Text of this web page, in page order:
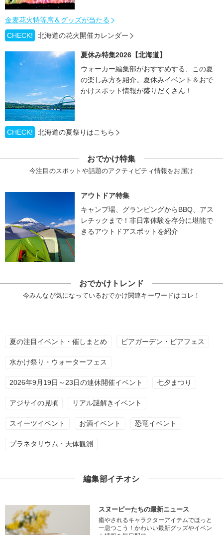
金麦花火特等席＆グッズが当たる
CHECK!
北海道の花火開催カレンダー
夏休み特集2026【北海道】
ウォーカー編集部がおすすめする、この夏
の楽しみ方を紹介。夏休みイベント＆おで
かけスポット情報が盛りだくさん！
CHECK! 北海道の夏祭りはこちら
おでかけ特集
今注目のスポットや話題のアクティビティ情報をお届け
アウトドア特集
キャンプ場、グランピングからBBQ、アス
レチックまで！非日常体験を存分に堪能で
きるアウトドアスポットを紹介
おでかけトレンド
今みんなが気になっているおでかけ関連キーワードはコレ！
夏の注目イベント・催しまとめ ビアガーデン・ビアフェス
水かけ祭り・ウォーターフェス
2026年9月19日～23日の連休開催イベント 七夕まつり
アジサイの見頃 リアル謎解きイベント
スイーツイベント お酒イベント 恐竜イベント
プラネタリウム・天体観測
編集部イチオシ
スヌーピーたちの最新ニュース
癒やされるキャラクターアイテムでほっと
一息つこう！かわいい最新グッズやイベン